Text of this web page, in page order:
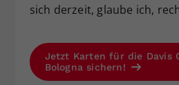
sich derzeit, glaube ich,
Jetzt Karten für die Davis
Bologna sichern!